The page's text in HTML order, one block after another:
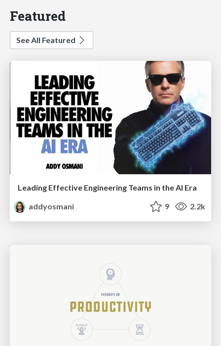
Featured
See All Featured
Leading Effective Engineering Teams in the AI Era
addyosmani
9 2.2k